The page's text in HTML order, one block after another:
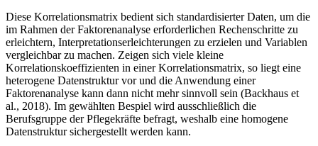
Diese Korrelationsmatrix bedient sich standardisierter Daten, um die
im Rahmen der Faktorenanalyse erforderlichen Rechenschritte zu
erleichtern, Interpretationserleichterungen zu erzielen und Variablen
vergleichbar zu machen. Zeigen sich viele kleine
Korrelationskoeffizienten in einer Korrelationsmatrix, so liegt eine
heterogene Datenstruktur vor und die Anwendung einer
Faktorenanalyse kann dann nicht mehr sinnvoll sein (Backhaus et
al., 2018). Im gewählten Bespiel wird ausschließlich die
Berufsgruppe der Pflegekräfte befragt, weshalb eine homogene
Datenstruktur sichergestellt werden kann.